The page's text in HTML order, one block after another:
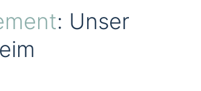
: Unser